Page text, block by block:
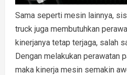
Sama seperti mesin lainnya,
truck juga membutuhkan
kinerjanya tetap terjaga, salah
Dengan melakukan perawatan
maka kinerja mesin semakin